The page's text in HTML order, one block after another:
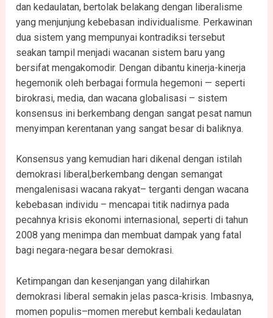
dan kedaulatan, bertolak belakang dengan liberalisme
yang menjunjung kebebasan individualisme. Perkawinan
dua sistem yang mempunyai kontradiksi tersebut
seakan tampil menjadi wacanan sistem baru yang
bersifat mengakomodir. Dengan dibantu kinerja-kinerja
hegemonik oleh berbagai formula hegemoni — seperti
birokrasi, media, dan wacana globalisasi – sistem
konsensus ini berkembang dengan sangat pesat namun
menyimpan kerentanan yang sangat besar di baliknya.
Konsensus yang kemudian hari dikenal dengan istilah
demokrasi liberal,berkembang dengan semangat
mengalenisasi wacana rakyat– terganti dengan wacana
kebebasan individu – mencapai titik nadirnya pada
pecahnya krisis ekonomi internasional, seperti di tahun
2008 yang menimpa dan membuat dampak yang fatal
bagi negara-negara besar demokrasi.
Ketimpangan dan kesenjangan yang dilahirkan
demokrasi liberal semakin jelas pasca-krisis. Imbasnya,
momen populis–momen merebut kembali kedaulatan